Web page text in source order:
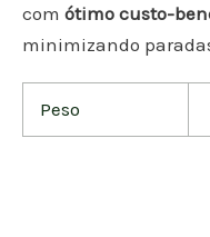
com ótimo custo-
minimizando
Peso